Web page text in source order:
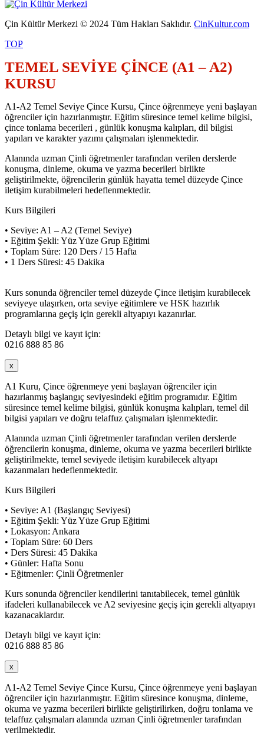
Çin Kültür Merkezi © 2024 Tüm Hakları Saklıdır. CinKultur.com
TOP
TEMEL SEVİYE ÇİNCE (A1 – A2)
KURSU
A1-A2 Temel Seviye Çince Kursu, Çince öğrenmeye yeni başlayan
öğrenciler için hazırlanmıştır. Eğitim süresince temel kelime bilgisi,
çince tonlama becerileri , günlük konuşma kalıpları, dil bilgisi
yapıları ve karakter yazımı çalışmaları işlenmektedir.
Alanında uzman Çinli öğretmenler tarafından verilen derslerde
konuşma, dinleme, okuma ve yazma becerileri birlikte
geliştirilmekte, öğrencilerin günlük hayatta temel düzeyde Çince
iletişim kurabilmeleri hedeflenmektedir.
Kurs Bilgileri
• Seviye: A1 – A2 (Temel Seviye)
• Eğitim Şekli: Yüz Yüze Grup Eğitimi
• Toplam Süre: 120 Ders / 15 Hafta
• 1 Ders Süresi: 45 Dakika
Kurs sonunda öğrenciler temel düzeyde Çince iletişim kurabilecek
seviyeye ulaşırken, orta seviye eğitimlere ve HSK hazırlık
programlarına geçiş için gerekli altyapıyı kazanırlar.
Detaylı bilgi ve kayıt için:
0216 888 85 86
x
A1 Kuru, Çince öğrenmeye yeni başlayan öğrenciler için
hazırlanmış başlangıç seviyesindeki eğitim programıdır. Eğitim
süresince temel kelime bilgisi, günlük konuşma kalıpları, temel dil
bilgisi yapıları ve doğru telaffuz çalışmaları işlenmektedir.
Alanında uzman Çinli öğretmenler tarafından verilen derslerde
öğrencilerin konuşma, dinleme, okuma ve yazma becerileri birlikte
geliştirilmekte, temel seviyede iletişim kurabilecek altyapı
kazanmaları hedeflenmektedir.
Kurs Bilgileri
• Seviye: A1 (Başlangıç Seviyesi)
• Eğitim Şekli: Yüz Yüze Grup Eğitimi
• Lokasyon: Ankara
• Toplam Süre: 60 Ders
• Ders Süresi: 45 Dakika
• Günler: Hafta Sonu
• Eğitmenler: Çinli Öğretmenler
Kurs sonunda öğrenciler kendilerini tanıtabilecek, temel günlük
ifadeleri kullanabilecek ve A2 seviyesine geçiş için gerekli altyapıyı
kazanacaklardır.
Detaylı bilgi ve kayıt için:
0216 888 85 86
x
A1-A2 Temel Seviye Çince Kursu, Çince öğrenmeye yeni başlayan
öğrenciler için hazırlanmıştır. Eğitim süresince konuşma, dinleme,
okuma ve yazma becerileri birlikte geliştirilirken, doğru tonlama ve
telaffuz çalışmaları alanında uzman Çinli öğretmenler tarafından
verilmektedir.